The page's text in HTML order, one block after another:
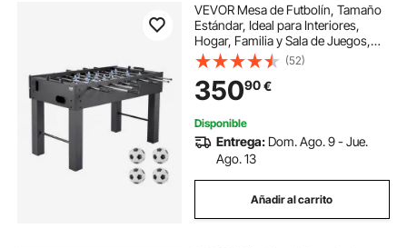
VEVOR Mesa de Futbolín, Tamaño
Estándar, Ideal para Interiores,
Hogar, Familia y Sala de Juegos,
Juego de Fútbol Resistente, Incluye
4 Pelotas, Marcador y 2
Portavasos, 1372 x 737 x 878 mm,
Negro
(52)
35090€
Disponible
Entrega: Dom. Ago. 9 - Jue.
Ago. 13
Añadir al carrito